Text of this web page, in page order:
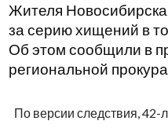
Жителя
за серию хищений в
Об этом сообщили в
региональной
По версии следствия,